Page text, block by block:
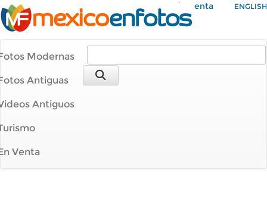
Mi Cuenta ENGLISH
Modernas
Antiguas
Antiguos
Venta